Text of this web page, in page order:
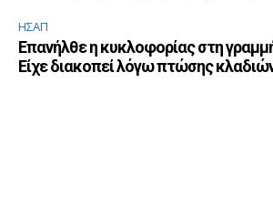
ΗΣΑΠ
Επανήλθε η κυκλοφορίας στη
Είχε διακοπεί λόγω πτώσης